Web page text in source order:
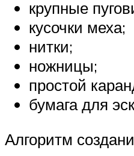
крупные
кусочки меха;
нитки;
ножницы;
простой
бумага для
Алгоритм